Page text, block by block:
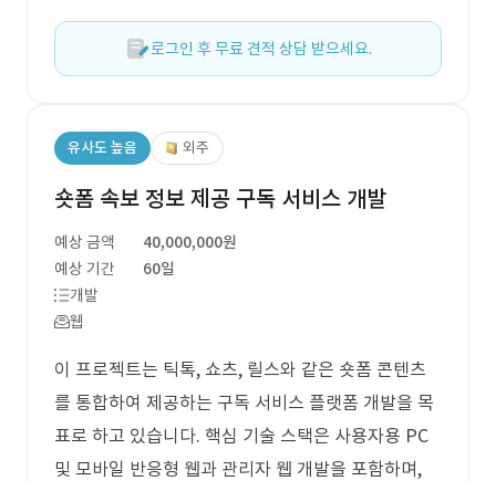
로그인 후 무료 견적 상담 받으세요.
유사도 높음 외주
숏폼 속보 정보 제공 구독 서비스 개발
예상 금액
40,000,000원
예상 기간
60일
개발
웹
이 프로젝트는 틱톡, 쇼츠, 릴스와 같은 숏폼 콘텐츠
를 통합하여 제공하는 구독 서비스 플랫폼 개발을 목
표로 하고 있습니다. 핵심 기술 스택은 사용자용 PC
및 모바일 반응형 웹과 관리자 웹 개발을 포함하며,